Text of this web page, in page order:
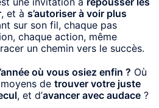
, et à s’autoriser à voir plus
sur son fil, chaque pas
chaque action, même
un chemin vers le succès.
où vous osiez enfin ? Où
de trouver votre juste
, et d’avancer avec audace ?